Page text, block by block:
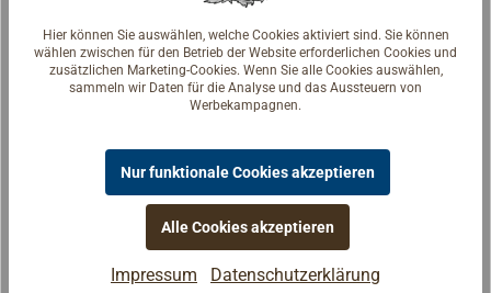
Trocknungszeiten:Staubtrocken: ca. 2 Stunden,
Überstreichbar: nach ca. 6 Stunden
Standzeit (Zeit zwischen Streichen und
Informationen zur Verarbeitung entnehmen Sie dem
Technischen Datenblatt unter "Downloads".
Downloads
Hier können Sie auswählen, welche Cookies aktiviert sind. Sie können
wählen zwischen für den Betrieb der Website erforderlichen Cookies und
zusätzlichen Marketing-Cookies. Wenn Sie alle Cookies auswählen,
sammeln wir Daten für die Analyse und das Aussteuern von
Werbekampagnen.
Nur funktionale Cookies akzeptieren
Alle Cookies akzeptieren
Impressum Datenschutzerklärung